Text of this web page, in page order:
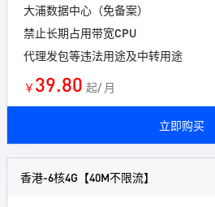
大浦数据中心（免备案）
禁止长期占用带宽CPU
代理发包等违法用途及中转用途
￥ 39.80 起/ 月
立即购买
香港-6核4G【40M不限流】